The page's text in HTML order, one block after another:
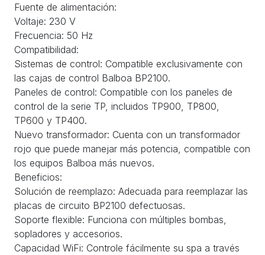
Fuente de alimentación:
Voltaje: 230 V
Frecuencia: 50 Hz
Compatibilidad:
Sistemas de control: Compatible exclusivamente con
las cajas de control Balboa BP2100.
Paneles de control: Compatible con los paneles de
control de la serie TP, incluidos TP900, TP800,
TP600 y TP400.
Nuevo transformador: Cuenta con un transformador
rojo que puede manejar más potencia, compatible con
los equipos Balboa más nuevos.
Beneficios:
Solución de reemplazo: Adecuada para reemplazar las
placas de circuito BP2100 defectuosas.
Soporte flexible: Funciona con múltiples bombas,
sopladores y accesorios.
Capacidad WiFi: Controle fácilmente su spa a través